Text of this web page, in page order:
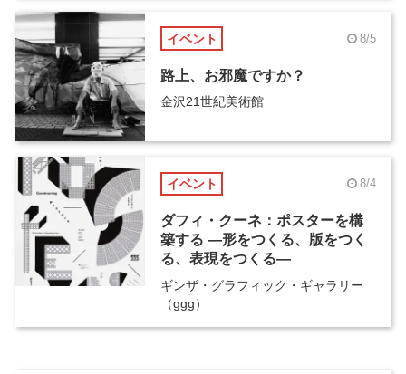
イベント 8/5
路上、お邪魔ですか？
金沢21世紀美術館
イベント 8/4
ダフィ・クーネ：ポスターを構
築する ―形をつくる、版をつく
る、表現をつくる―
ギンザ・グラフィック・ギャラリー
（ggg）